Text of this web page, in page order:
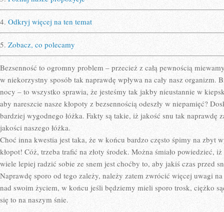
4. Odkryj więcej na ten temat
5. Zobacz, co polecamy
Bezsenność to ogromny problem – przecież z całą pewnością
w niekorzystny sposób tak naprawdę wpływa na cały nasz organizm.
nocy – to wszystko sprawia, że jesteśmy tak jakby nieustannie w
aby nareszcie nasze kłopoty z bezsennością odeszły w niepamięć?
bardziej wygodnego łóżka. Fakty są takie, iż jakość snu tak naprawdę
jakości naszego łóżka.
Choć inna kwestia jest taka, że w końcu bardzo często śpimy na zbyt
kłopot! Cóż, trzeba trafić na złoty środek. Można śmiało powiedzieć,
wiele lepiej radzić sobie ze snem jest choćby to, aby jakiś czas przed
Naprawdę sporo od tego zależy, należy zatem zwrócić więcej uwagi
nad swoim życiem, w końcu jeśli będziemy mieli sporo trosk, ciężko
się to na naszym śnie.